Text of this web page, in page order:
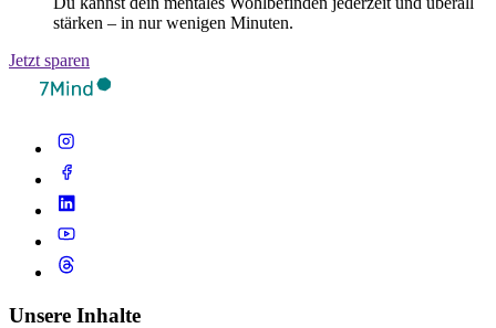
stärken – in nur wenigen Minuten.
Jetzt sparen
Unsere Inhalte